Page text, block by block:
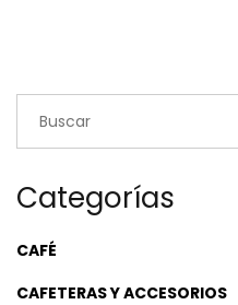
Categorías
CAFÉ
CAFETERAS Y ACCESORIOS